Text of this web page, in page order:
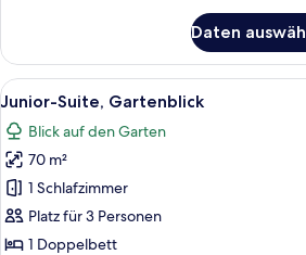
Zimmer,
Gartenblick
Daten
Alle
Fotos
für
Junior-
Suite,
Gartenblick
anzeigen
Ein
6
Junior-Suite, Gartenblick
Blick auf den Garten
70 m²
1 Schlafzimmer
Platz für 3 Personen
1 Doppelbett